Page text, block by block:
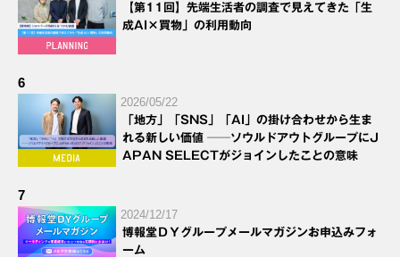
【第11回】先端生活者の調査で見えてきた「生
成AI×買物」の利用動向
6
2026/05/22
「地方」「SNS」「AI」の掛け合わせから生ま
れる新しい価値 ──ソウルドアウトグループにJ
APAN SELECTがジョインしたことの意味
7
2024/12/17
博報堂ＤＹグループメールマガジンお申込みフォ
ーム